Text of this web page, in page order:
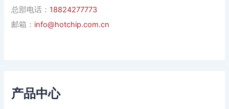
总部电话：18824277773
邮箱： info@hotchip.com.cn
产品中心